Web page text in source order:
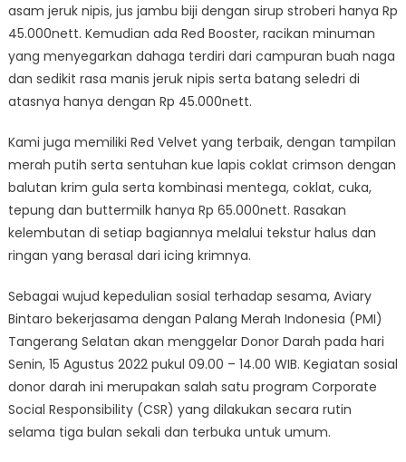
asam jeruk nipis, jus jambu biji dengan sirup stroberi hanya Rp
45.000nett. Kemudian ada Red Booster, racikan minuman
yang menyegarkan dahaga terdiri dari campuran buah naga
dan sedikit rasa manis jeruk nipis serta batang seledri di
atasnya hanya dengan Rp 45.000nett.
Kami juga memiliki Red Velvet yang terbaik, dengan tampilan
merah putih serta sentuhan kue lapis coklat crimson dengan
balutan krim gula serta kombinasi mentega, coklat, cuka,
tepung dan buttermilk hanya Rp 65.000nett. Rasakan
kelembutan di setiap bagiannya melalui tekstur halus dan
ringan yang berasal dari icing krimnya.
Sebagai wujud kepedulian sosial terhadap sesama, Aviary
Bintaro bekerjasama dengan Palang Merah Indonesia (PMI)
Tangerang Selatan akan menggelar Donor Darah pada hari
Senin, 15 Agustus 2022 pukul 09.00 – 14.00 WIB. Kegiatan sosial
donor darah ini merupakan salah satu program Corporate
Social Responsibility (CSR) yang dilakukan secara rutin
selama tiga bulan sekali dan terbuka untuk umum.